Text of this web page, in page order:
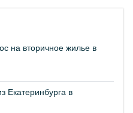
на вторичное жилье в
Екатеринбурга в